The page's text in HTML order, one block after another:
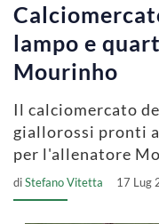
lampo e
Mourinho
Il calciomercato
giallorossi pronti
per l'allenatore
diStefano Vitetta 17 Lug